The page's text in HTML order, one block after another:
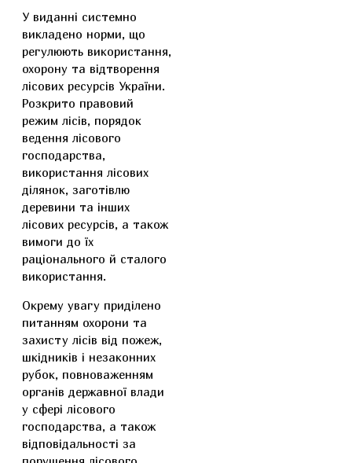
У виданні системно
викладено норми, що
регулюють використання,
охорону та відтворення
лісових ресурсів України.
Розкрито правовий
режим лісів, порядок
ведення лісового
господарства,
використання лісових
ділянок, заготівлю
деревини та інших
лісових ресурсів, а також
вимоги до їх
раціонального й сталого
використання.
Окрему увагу приділено
питанням охорони та
захисту лісів від пожеж,
шкідників і незаконних
рубок, повноваженням
органів державної влади
у сфері лісового
господарства, а також
відповідальності за